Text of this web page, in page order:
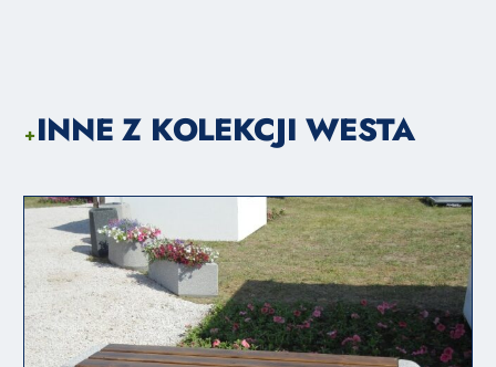
+INNE Z KOLEKCJI WESTA